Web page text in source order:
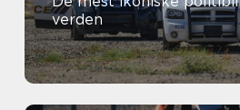
verden